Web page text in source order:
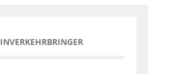
INVERKEHRBRINGER